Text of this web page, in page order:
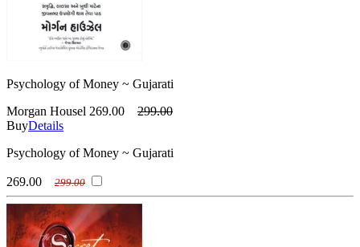
Psychology of Money ~ Gujarati
Morgan Housel 269.00
299.00
BuyDetails
Psychology of Money ~ Gujarati
269.00 299.00